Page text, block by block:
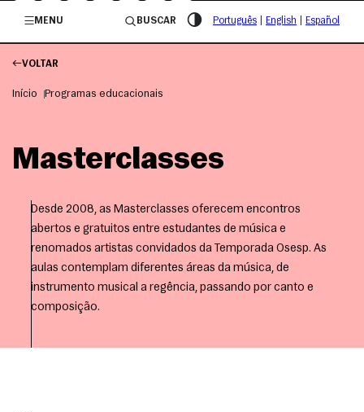
/governosp
MENU
BUSCAR Português English Español
VOLTAR
Início Programas educacionais
Masterclasses
Desde 2008, as Masterclasses oferecem encontros
abertos e gratuitos entre estudantes de música e
renomados artistas convidados da Temporada Osesp. As
aulas contemplam diferentes áreas da música, de
instrumento musical a regência, passando por canto e
composição.